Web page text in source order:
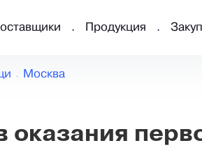
Продукция
Москва
оказания